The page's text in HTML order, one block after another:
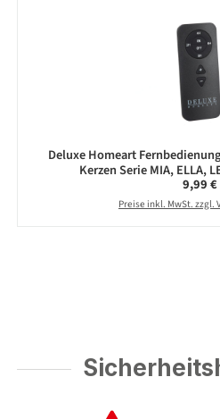
Deluxe Homeart
Kerzen Serie MIA, ELLA,
9,99 €
Preise inkl. MwSt. zzgl.